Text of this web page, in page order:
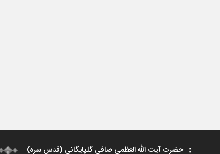
حضرت آیت الله العظمی صافی گلپایگانی (قدس سره)